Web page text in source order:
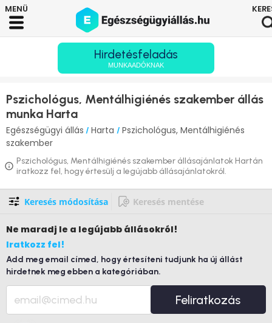
Hirdetésfeladás
MUNKAADÓKNAK
Pszichológus, Mentálhigiénés szakember állás
munka Harta
Egészségügyi állás / Harta / Pszichológus, Mentálhigiénés
szakember
Pszichológus, Mentálhigiénés szakember állásajánlatok Hartán
iratkozz fel, hogy értesülj a legújabb állásajánlatokról.
Keresés módosítása Keresés mentése
Ne maradj le a legújabb állásokról!
Iratkozz fel!
Add meg email címed, hogy értesíteni tudjunk ha új állást
hirdetnek meg ebben a kategóriában.
Feliratkozás